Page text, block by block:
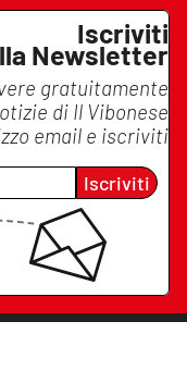
Iscriviti
Newsletter
gratuitamente
di Il Vibonese
email e iscriviti
Iscriviti